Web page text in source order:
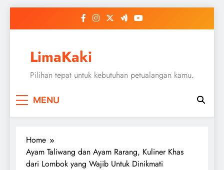
LimaKaki
Pilihan tepat untuk kebutuhan petualangan kamu.
MENU
Home
Ayam Taliwang dan Ayam Rarang, Kuliner Khas
dari Lombok yang Wajib Untuk Dinikmati